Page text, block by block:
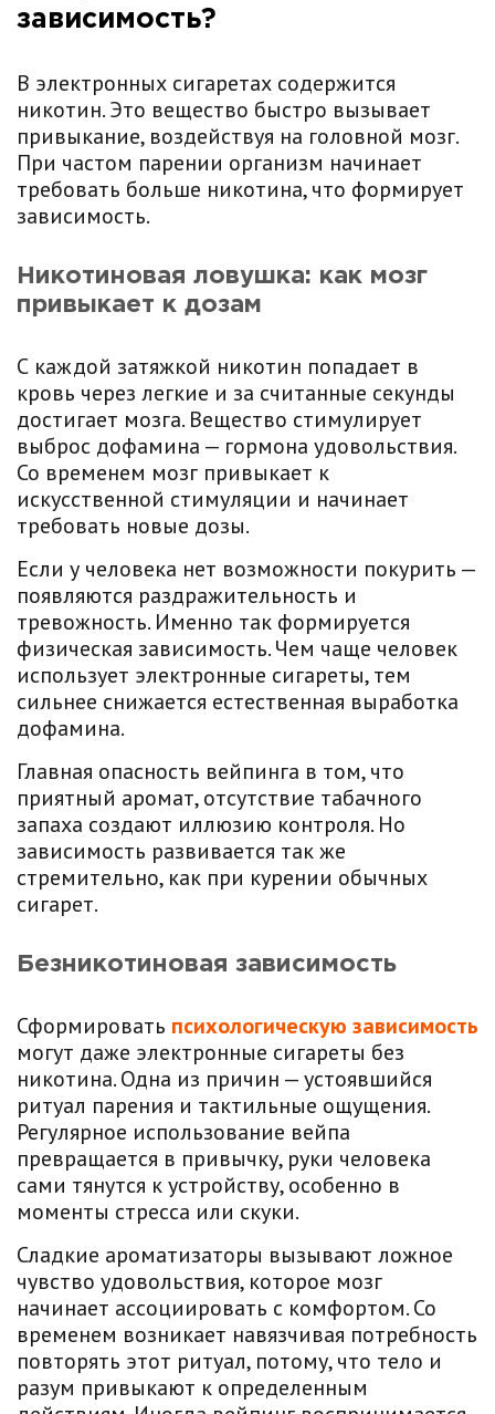
зависимость?
В электронных сигаретах содержится
никотин. Это вещество быстро вызывает
привыкание, воздействуя на головной мозг.
При частом парении организм начинает
требовать больше никотина, что формирует
зависимость.
Никотиновая ловушка: как мозг
привыкает к дозам
С каждой затяжкой никотин попадает в
кровь через легкие и за считанные секунды
достигает мозга. Вещество стимулирует
выброс дофамина — гормона удовольствия.
Со временем мозг привыкает к
искусственной стимуляции и начинает
требовать новые дозы.
Если у человека нет возможности покурить —
появляются раздражительность и
тревожность. Именно так формируется
физическая зависимость. Чем чаще человек
использует электронные сигареты, тем
сильнее снижается естественная выработка
дофамина.
Главная опасность вейпинга в том, что
приятный аромат, отсутствие табачного
запаха создают иллюзию контроля. Но
зависимость развивается так же
стремительно, как при курении обычных
сигарет.
Безникотиновая зависимость
Сформировать психологическую зависимость
могут даже электронные сигареты без
никотина. Одна из причин — устоявшийся
ритуал парения и тактильные ощущения.
Регулярное использование вейпа
превращается в привычку, руки человека
сами тянутся к устройству, особенно в
моменты стресса или скуки.
Сладкие ароматизаторы вызывают ложное
чувство удовольствия, которое мозг
начинает ассоциировать с комфортом. Со
временем возникает навязчивая потребность
повторять этот ритуал, потому, что тело и
разум привыкают к определенным